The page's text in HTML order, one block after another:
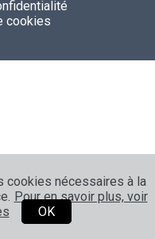
cookies
cookies nécessaires à la
Pour en savoir plus, voir
OK